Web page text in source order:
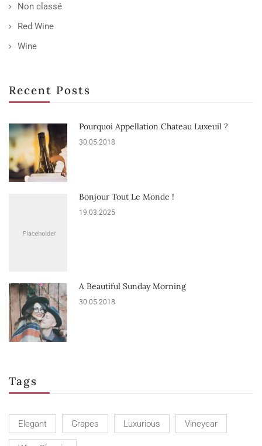
Non classé
Red Wine
Wine
Recent Posts
Pourquoi Appellation Chateau Luxeuil ?
30.05.2018
Bonjour Tout Le Monde !
19.03.2025
A Beautiful Sunday Morning
30.05.2018
Tags
Elegant Grapes Luxurious Vineyear